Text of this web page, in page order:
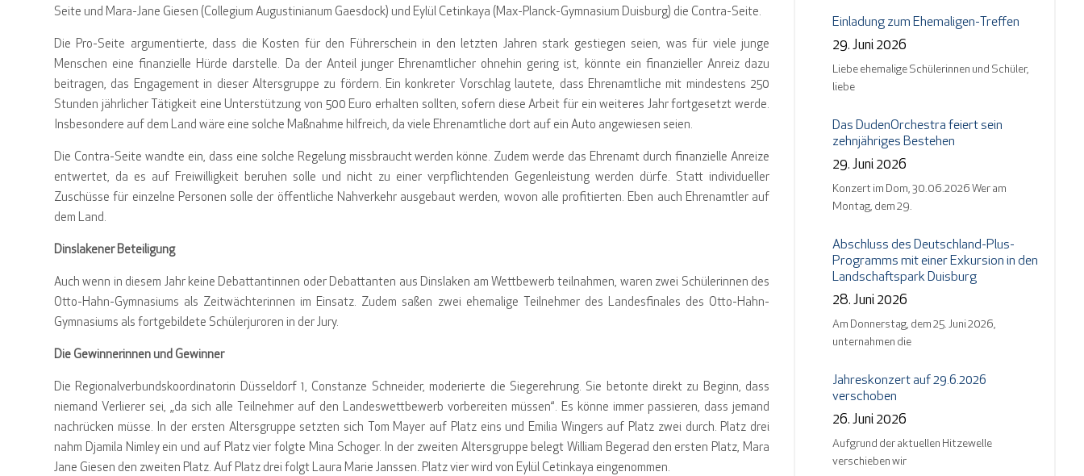
Seite und Mara-Jane Giesen (Collegium Augustinianum Gaesdock) und Eylül Cetinkaya (Max-Planck-Gymnasium Duisburg) die Contra-Seite.
Die Pro-Seite argumentierte, dass die Kosten für den Führerschein in den letzten Jahren stark gestiegen seien, was für viele junge
Menschen eine finanzielle Hürde darstelle. Da der Anteil junger Ehrenamtlicher ohnehin gering ist, könnte ein finanzieller Anreiz dazu
beitragen, das Engagement in dieser Altersgruppe zu fördern. Ein konkreter Vorschlag lautete, dass Ehrenamtliche mit mindestens 250
Stunden jährlicher Tätigkeit eine Unterstützung von 500 Euro erhalten sollten, sofern diese Arbeit für ein weiteres Jahr fortgesetzt werde.
Insbesondere auf dem Land wäre eine solche Maßnahme hilfreich, da viele Ehrenamtliche dort auf ein Auto angewiesen seien.
Die Contra-Seite wandte ein, dass eine solche Regelung missbraucht werden könne. Zudem werde das Ehrenamt durch finanzielle Anreize
entwertet, da es auf Freiwilligkeit beruhen solle und nicht zu einer verpflichtenden Gegenleistung werden dürfe. Statt individueller
Zuschüsse für einzelne Personen solle der öffentliche Nahverkehr ausgebaut werden, wovon alle profitierten. Eben auch Ehrenamtler auf
dem Land.
Dinslakener Beteiligung
Auch wenn in diesem Jahr keine Debattantinnen oder Debattanten aus Dinslaken am Wettbewerb teilnahmen, waren zwei Schülerinnen des
Otto-Hahn-Gymnasiums als Zeitwächterinnen im Einsatz. Zudem saßen zwei ehemalige Teilnehmer des Landesfinales des Otto-Hahn-
Gymnasiums als fortgebildete Schülerjuroren in der Jury.
Die Gewinnerinnen und Gewinner
Die Regionalverbundskoordinatorin Düsseldorf 1, Constanze Schneider, moderierte die Siegerehrung. Sie betonte direkt zu Beginn, dass
niemand Verlierer sei, „da sich alle Teilnehmer auf den Landeswettbewerb vorbereiten müssen“. Es könne immer passieren, dass jemand
nachrücken müsse. In der ersten Altersgruppe setzten sich Tom Mayer auf Platz eins und Emilia Wingers auf Platz zwei durch. Platz drei
nahm Djamila Nimley ein und auf Platz vier folgte Mina Schoger. In der zweiten Altersgruppe belegt William Begerad den ersten Platz, Mara
Jane Giesen den zweiten Platz. Auf Platz drei folgt Laura Marie Janssen. Platz vier wird von Eylül Cetinkaya eingenommen.
Einladung zum Ehemaligen-Treffen
29. Juni 2026
Liebe ehemalige Schülerinnen und Schüler,
liebe
Das DudenOrchestra feiert sein
zehnjähriges Bestehen
29. Juni 2026
Konzert im Dom, 30.06.2026 Wer am
Montag, dem 29.
Abschluss des Deutschland-Plus-
Programms mit einer Exkursion in den
Landschaftspark Duisburg
28. Juni 2026
Am Donnerstag, dem 25. Juni 2026,
unternahmen die
Jahreskonzert auf 29.6.2026
verschoben
26. Juni 2026
Aufgrund der aktuellen Hitzewelle
verschieben wir